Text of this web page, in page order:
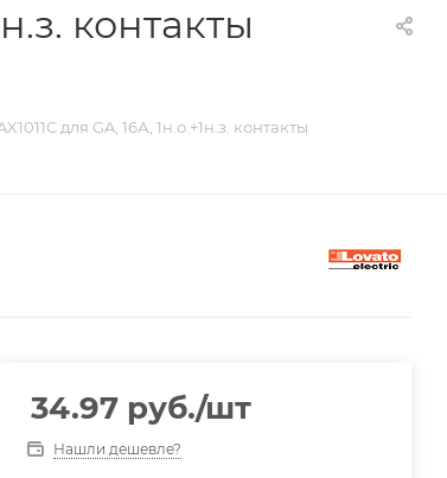
контакты
для GA, 16А, 1н.о.+1н.з. контакты
34.97руб./шт
Нашли дешевле?